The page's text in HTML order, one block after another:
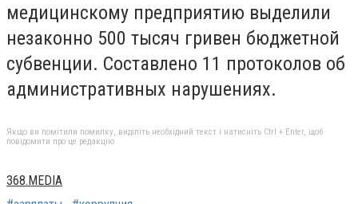
медицинскому предприятию выделили
незаконно 500 тысяч гривен бюджетной
субвенции. Составлено 11 протоколов об
административных нарушениях.
Якщо ви помітили помилку, виділіть необхідний текст і натисніть Ctrl + Enter, щоб
повідомити про це редакцію
368.MEDIA